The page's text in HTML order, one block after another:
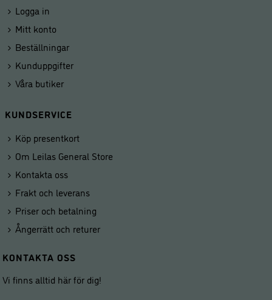
Logga in
Mitt konto
Beställningar
Kunduppgifter
Våra butiker
KUNDSERVICE
Köp presentkort
Om Leilas General Store
Kontakta oss
Frakt och leverans
Priser och betalning
Ångerrätt och returer
KONTAKTA OSS
Vi finns alltid här för dig!